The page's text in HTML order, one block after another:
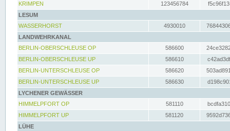
KRIMPEN
123456784
LESUM
WASSERHORST
4930010
LANDWEHRKANAL
BERLIN-OBERSCHLEUSE OP
586600
BERLIN-OBERSCHLEUSE UP
586610
BERLIN-UNTERSCHLEUSE OP
586620
BERLIN-UNTERSCHLEUSE UP
586630
LYCHENER GEWÄSSER
HIMMELPFORT OP
581110
HIMMELPFORT UP
581120
LÜHE